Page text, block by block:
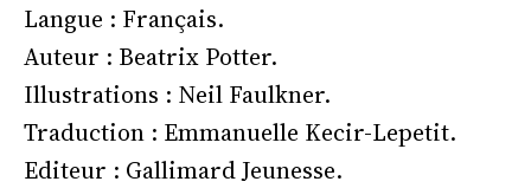
Langue : Français.
Auteur : Beatrix Potter.
Illustrations : Neil Faulkner.
Traduction : Emmanuelle Kecir-Lepetit.
Editeur : Gallimard Jeunesse.